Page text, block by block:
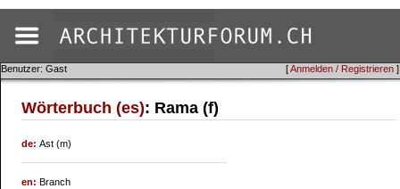
[Anmelden / Registrieren ]
Benutzer: Gast
Wörterbuch (es): Rama (f)
de:Ast (m)
en:Branch